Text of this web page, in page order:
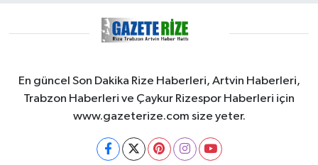
En güncel Son Dakika Rize Haberleri, Artvin Haberleri,
Trabzon Haberleri ve Çaykur Rizespor Haberleri için
www.gazeterize.com size yeter.